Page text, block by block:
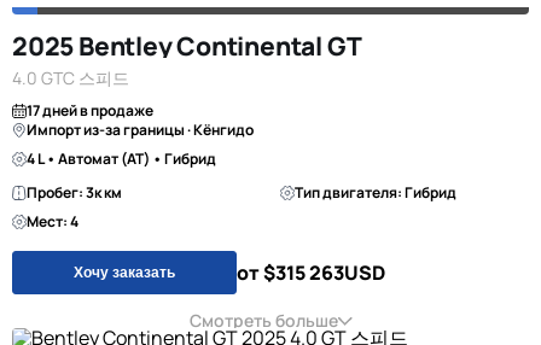
2025 Bentley Continental GT
4.0 GTC 스피드
17 дней в продаже
Импорт из-за границы · Кёнгидо
4 L • Автомат (AT) • Гибрид
Пробег: 3к км
Тип двигателя: Гибрид
Мест: 4
Хочу заказать от $315 263USD
Смотреть больше